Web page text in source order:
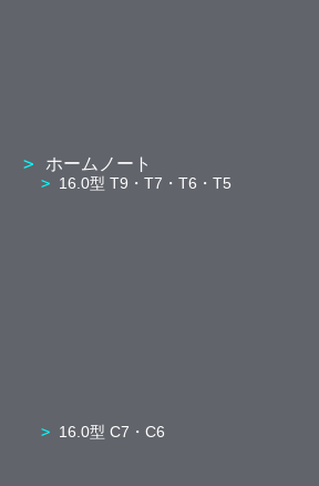
ホームノート
16.0型 T9・T7・T6・T5
16.0型 C7・C6